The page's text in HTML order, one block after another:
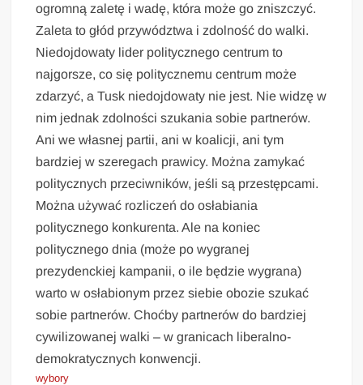
ogromną zaletę i wadę, która może go zniszczyć.
Zaleta to głód przywództwa i zdolność do walki.
Niedojdowaty lider politycznego centrum to
najgorsze, co się politycznemu centrum może
zdarzyć, a Tusk niedojdowaty nie jest. Nie widzę w
nim jednak zdolności szukania sobie partnerów.
Ani we własnej partii, ani w koalicji, ani tym
bardziej w szeregach prawicy. Można zamykać
politycznych przeciwników, jeśli są przestępcami.
Można używać rozliczeń do osłabiania
politycznego konkurenta. Ale na koniec
politycznego dnia (może po wygranej
prezydenckiej kampanii, o ile będzie wygrana)
warto w osłabionym przez siebie obozie szukać
sobie partnerów. Choćby partnerów do bardziej
cywilizowanej walki – w granicach liberalno-
demokratycznych konwencji.
wybory